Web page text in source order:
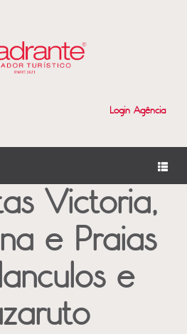
Login Agência
Victoria,
e Praias
e